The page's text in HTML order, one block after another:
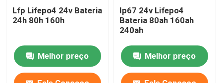
Lfp Lifepo4 24v Bateria
24h 80h 160h
Melhor preço
Ip67 24v Lifepo4
Bateria 80ah 160ah
240ah
Melhor preço